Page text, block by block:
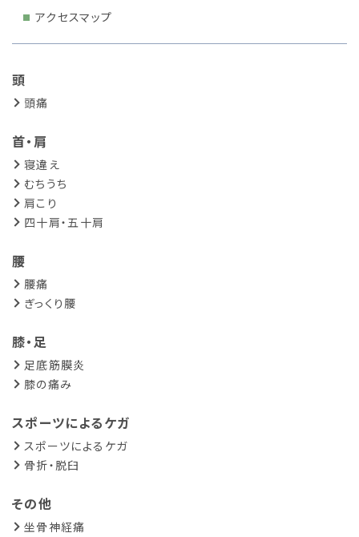
アクセスマップ
頭
頭痛
首・肩
寝違え
むちうち
肩こり
四十肩・五十肩
腰
腰痛
ぎっくり腰
膝・足
足底筋膜炎
膝の痛み
スポーツによるケガ
スポーツによるケガ
骨折・脱臼
その他
坐骨神経痛